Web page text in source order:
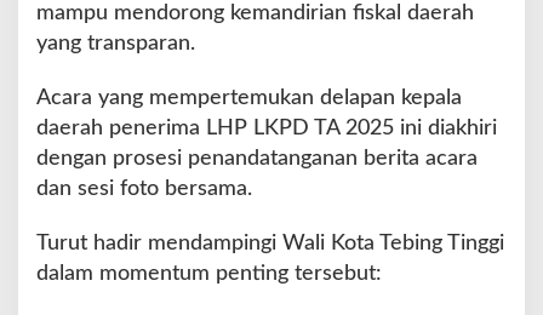
mampu mendorong kemandirian fiskal daerah
yang transparan.
Acara yang mempertemukan delapan kepala
daerah penerima LHP LKPD TA 2025 ini diakhiri
dengan prosesi penandatanganan berita acara
dan sesi foto bersama.
Turut hadir mendampingi Wali Kota Tebing Tinggi
dalam momentum penting tersebut: